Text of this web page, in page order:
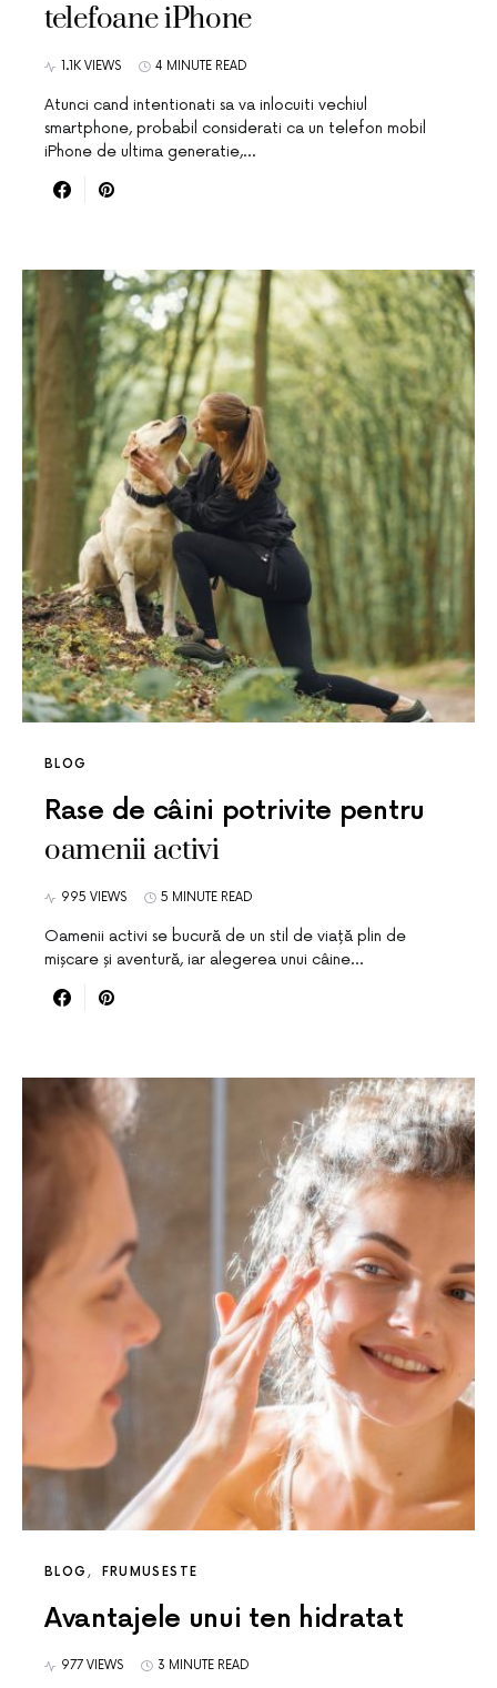
telefoane iPhone
1.1K VIEWS 4 MINUTE READ
Atunci cand intentionati sa va inlocuiti vechiul
smartphone, probabil considerati ca un telefon mobil
iPhone de ultima generatie,…
BLOG
Rase de câini potrivite pentru
oamenii activi
995 VIEWS 5 MINUTE READ
Oamenii activi se bucură de un stil de viață plin de
mișcare și aventură, iar alegerea unui câine…
BLOG FRUMUSESTE
Avantajele unui ten hidratat
977 VIEWS 3 MINUTE READ